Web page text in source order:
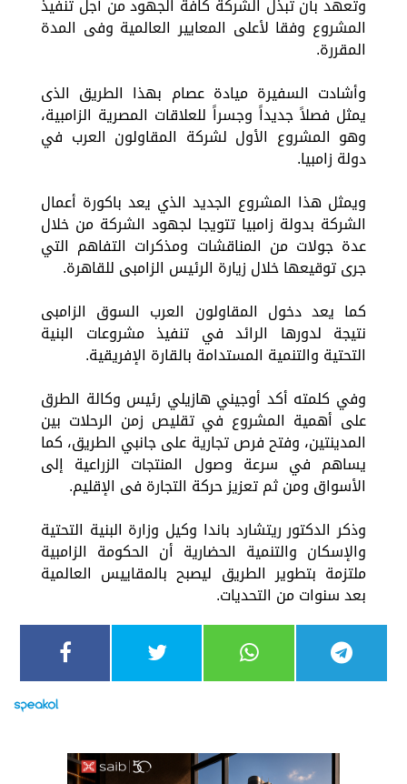
المشروع وفقا لأعلى المعايير العالمية وفى المدة
المقررة.
وأشادت السفيرة ميادة عصام بهذا الطريق الذى
يمثل فصلاً جديداً وجسراً للعلاقات المصرية الزامبية،
وهو المشروع الأول لشركة المقاولون العرب في
دولة زامبيا.
ويمثل هذا المشروع الجديد الذي يعد باكورة أعمال
الشركة بدولة زامبيا تتويجا لجهود الشركة من خلال
عدة جولات من المناقشات ومذكرات التفاهم التي
جرى توقيعها خلال زيارة الرئيس الزامبى للقاهرة.
كما يعد دخول المقاولون العرب السوق الزامبى
نتيجة لدورها الرائد في تنفيذ مشروعات البنية
التحتية والتنمية المستدامة بالقارة الإفريقية.
وفي كلمته أكد أوجيني هازيلي رئيس وكالة الطرق
على أهمية المشروع في تقليص زمن الرحلات بين
المدينتين، وفتح فرص تجارية على جانبي الطريق، كما
يساهم في سرعة وصول المنتجات الزراعية إلى
الأسواق ومن ثم تعزيز حركة التجارة فى الإقليم.
وذكر الدكتور ريتشارد باندا وكيل وزارة البنية التحتية
والإسكان والتنمية الحضارية أن الحكومة الزامبية
ملتزمة بتطوير الطريق ليصبح بالمقاييس العالمية
بعد سنوات من التحديات.